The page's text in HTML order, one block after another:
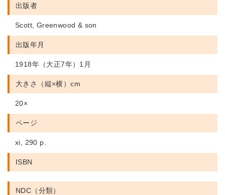
出版者
Scott, Greenwood & son
出版年月
1918年（大正7年）1月
大きさ（縦×横）cm
20×
ページ
xi, 290 p.
ISBN
NDC（分類）